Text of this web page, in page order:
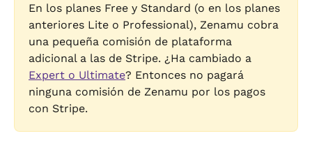
En los planes Free y Standard (o en los planes
anteriores Lite o Professional), Zenamu cobra
una pequeña comisión de plataforma
adicional a las de Stripe. ¿Ha cambiado a
Expert o Ultimate? Entonces no pagará
ninguna comisión de Zenamu por los pagos
con Stripe.